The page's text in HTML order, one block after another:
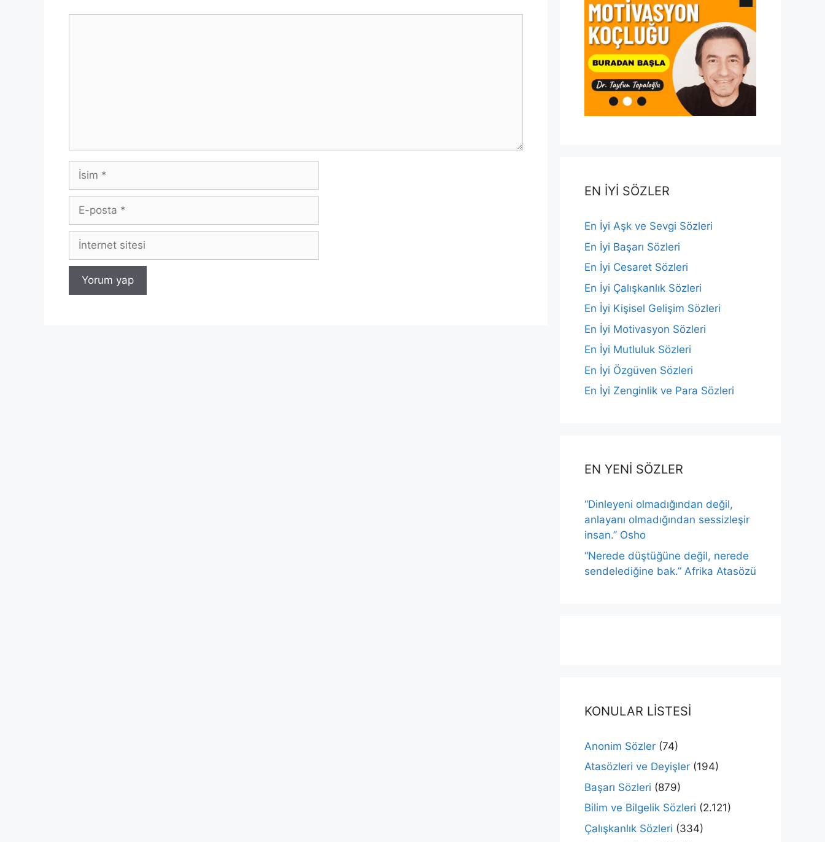
İsim
posta
İnternet
EN İYİ SÖZLER
En İyi Aşk ve Sevgi Sözleri
En İyi Başarı Sözleri
En İyi Cesaret Sözleri
En İyi Çalışkanlık Sözleri
En İyi Kişisel Gelişim Sözleri
En İyi Motivasyon Sözleri
En İyi Mutluluk Sözleri
En İyi Özgüven Sözleri
En İyi Zenginlik ve Para Sözleri
EN YENİ SÖZLER
“Dinleyeni olmadığından değil,
anlayanı olmadığından sessizleşir
insan.” Osho
“Nerede düştüğüne değil, nerede
sendelediğine bak.” Afrika Atasözü
KONULAR LİSTESİ
Anonim Sözler (74)
Atasözleri ve Deyişler (194)
Başarı Sözleri (879)
Bilim ve Bilgelik Sözleri (2.121)
Çalışkanlık Sözleri (334)